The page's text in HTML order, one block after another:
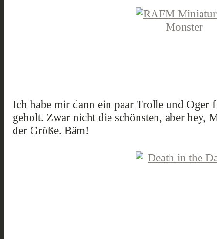
Ich habe mir dann ein paar Trolle und Oger
geholt. Zwar nicht die schönsten, aber hey,
der Größe. Bäm!